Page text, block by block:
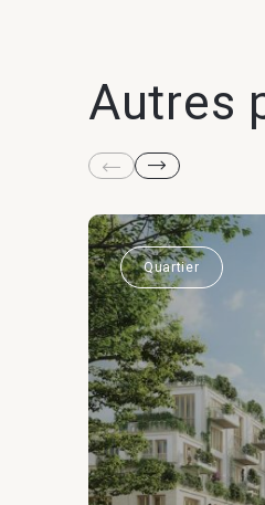
Autres
Quartier